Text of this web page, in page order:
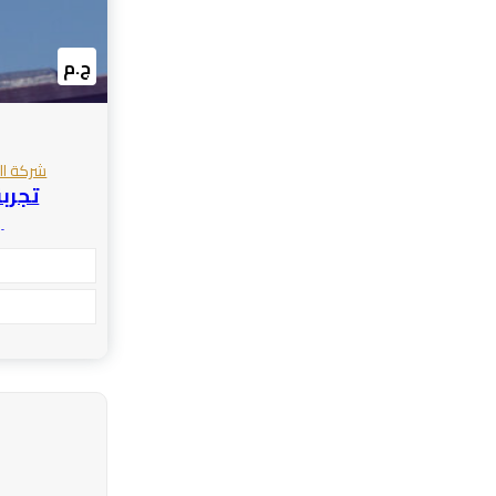
ج.م
شركة